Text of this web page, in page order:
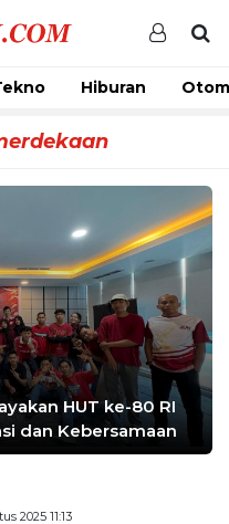
Hiburan
HUT ke-80 RI
dan Kebersamaan
2025 11:13